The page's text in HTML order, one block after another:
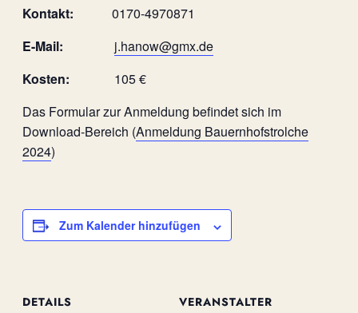
Kontakt: 0170-4970871
E-Mail:
j.hanow@gmx.de
Kosten: 105 €
Das Formular zur Anmeldung befindet sich im
Download-Bereich (Anmeldung Bauernhofstrolche
2024)
Zum Kalender hinzufügen
DETAILS
VERANSTALTER